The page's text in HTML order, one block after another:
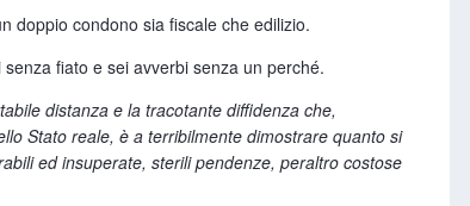
della sinistra, mi pare frutto di un abbaglio. Penso
di percorso. Incidente tanto più increscioso
in modo netto la nostra scelta".
l'hardware libero.
doppio condono sia fiscale che edilizio.
fiato e sei avverbi senza un perché.
distanza e la tracotante diffidenza che,
Stato reale, è a terribilmente dimostrare quanto si
ed insuperate, sterili pendenze, peraltro costose